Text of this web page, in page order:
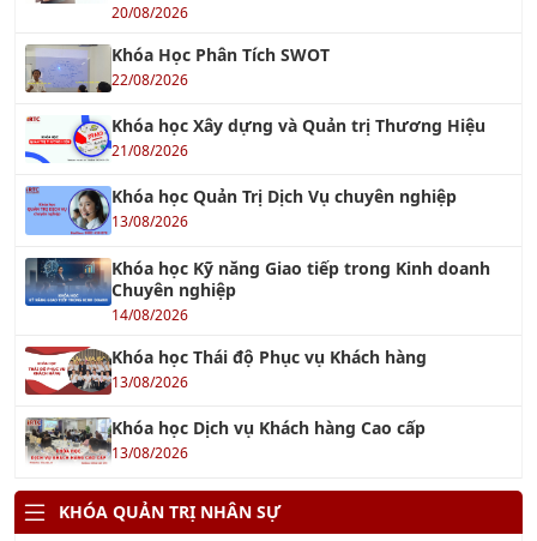
20/08/2026
Khóa Học Phân Tích SWOT
22/08/2026
Khóa học Xây dựng và Quản trị Thương Hiệu
21/08/2026
Khóa học Quản Trị Dịch Vụ chuyên nghiệp
13/08/2026
Khóa học Kỹ năng Giao tiếp trong Kinh doanh
Chuyên nghiệp
14/08/2026
Khóa học Thái độ Phục vụ Khách hàng
13/08/2026
Khóa học Dịch vụ Khách hàng Cao cấp
13/08/2026
KHÓA QUẢN TRỊ NHÂN SỰ